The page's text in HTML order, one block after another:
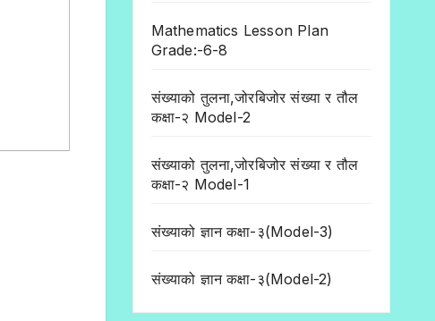
Mathematics Lesson Plan
Grade:-6-8
संख्याको तुलना,जोरबिजोर संख्या र तौल
कक्षा-२ Model-2
संख्याको तुलना,जोरबिजोर संख्या र तौल
कक्षा-२ Model-1
संख्याको ज्ञान कक्षा-३(Model-3)
संख्याको ज्ञान कक्षा-३(Model-2)